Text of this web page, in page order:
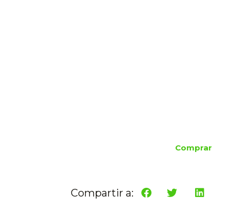
Comprar
Compartir a: